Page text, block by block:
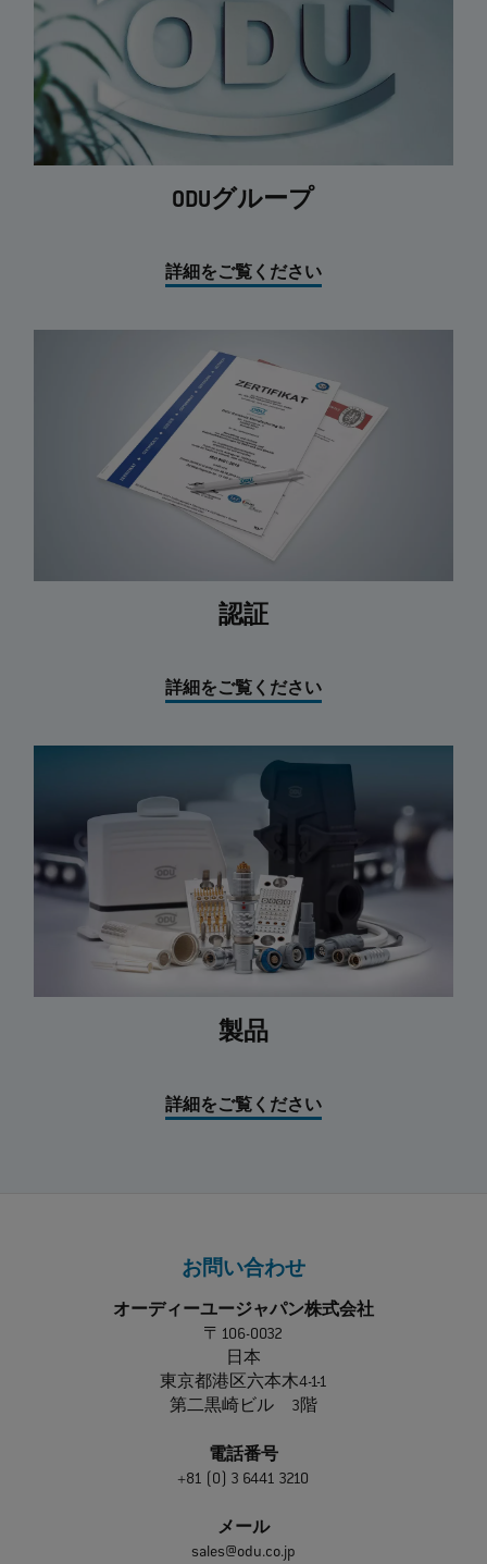
ODUグループ
詳細をご覧ください
認証
詳細をご覧ください
製品
詳細をご覧ください
お問い合わせ
オーディーユージャパン株式会社
〒106-0032
日本
東京都港区六本木4-1-1
第二黒崎ビル 3階
電話番号
+81 (0) 3 6441 3210
メール
sales@odu.co.jp